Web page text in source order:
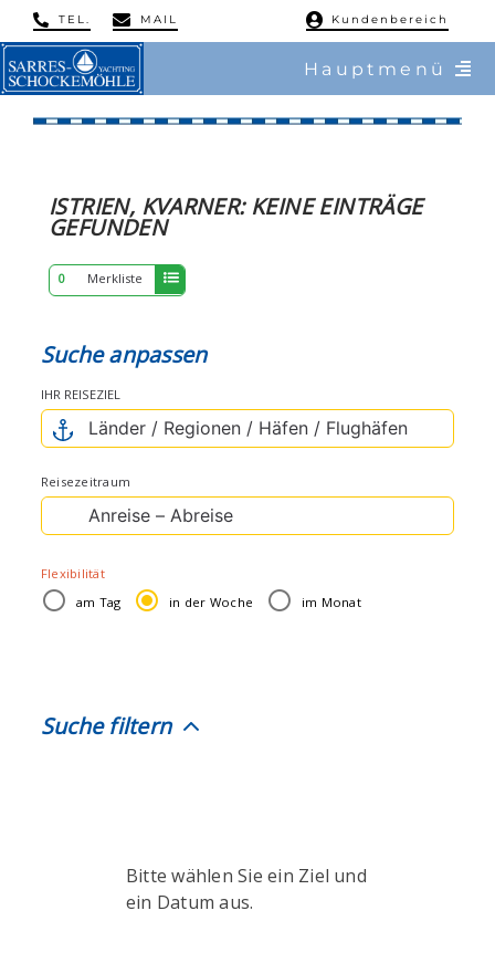
Skip
to
content
TEL. MAIL Kundenbereich
Hauptmenü
/ Charter
/ Service & Training
Suche
nach:
ISTRIEN, KVARNER: KEINEEINTRÄGE
GEFUNDEN
0 Merkliste
Suche anpassen
IHR REISEZIEL
Reisezeitraum
Flexibilität
am Tag
in der Woche im Monat
Suche filtern
Bitte wählen Sie ein Ziel und
ein Datum aus.